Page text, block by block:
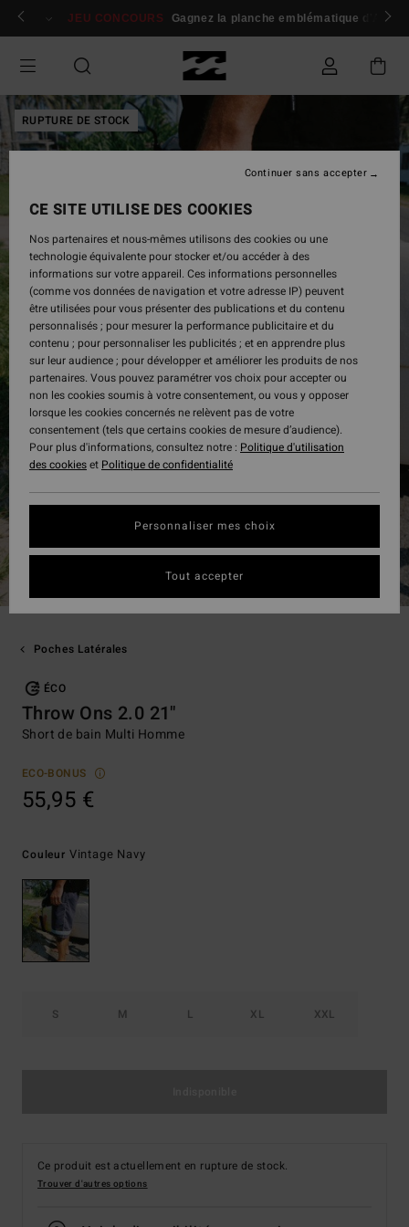
Passer
produit
Se connecter / s'inscrire
JEU CONCOURS Gagnez la planche emblématique d'Andy
RUPTURE DE STOCK
Poches Latérales
ÉCO
Throw Ons 2.0 21"
Short de bain Multi Homme
ECO-BONUS
55,95 €
Couleur Vintage Navy
S M L XL XXL
Ce produit est actuellement en rupture de stock.
Trouver d'autres options
CE SITE UTILISE DES COOKIES
Nos partenaires et nous-mêmes utilisons des cookies ou une
technologie équivalente pour stocker et/ou accéder à des
informations sur votre appareil. Ces informations personnelles
(comme vos données de navigation et votre adresse IP) peuvent
être utilisées pour vous présenter des publications et du contenu
personnalisés ; pour mesurer la performance publicitaire et du
contenu ; pour personnaliser les publicités ; et en apprendre plus
sur leur audience ; pour développer et améliorer les produits de nos
partenaires. Vous pouvez paramétrer vos choix pour accepter ou
non les cookies soumis à votre consentement, ou vous y opposer
lorsque les cookies concernés ne relèvent pas de votre
consentement (tels que certains cookies de mesure d’audience).
Pour plus d'informations, consultez notre : Politique d'utilisation
des cookieset Politique de confidentialité
Personnaliser mes choix
Continuer sans accepter
Tout accepter